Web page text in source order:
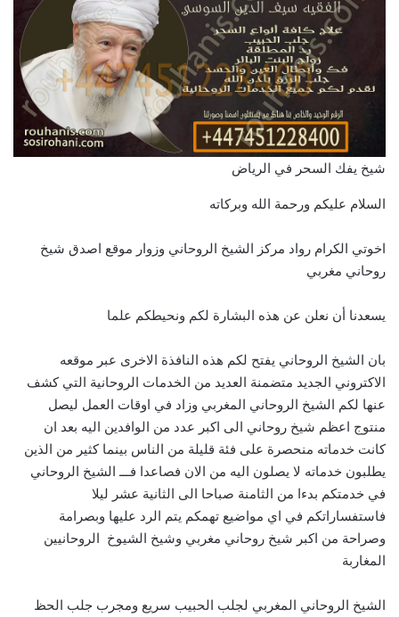
شيخ يفك السحر في الرياض
السلام عليكم ورحمة الله وبركاته
اخوتي الكرام رواد مركز الشيخ الروحاني وزوار موقع اصدق شيخ
روحاني مغربي
يسعدنا أن نعلن عن هذه البشارة لكم ونحيطكم علما
بان الشيخ الروحاني يفتح لكم هذه النافذة الاخرى عبر موقعه
الاكتروني الجديد متضمنة العديد من الخدمات الروحانية التي كشف
عنها لكم الشيخ الروحاني المغربي وزاد في اوقات العمل ليصل
منتوج اعظم شيخ روحاني الى اكبر عدد من الوافدين اليه بعد ان
كانت خدماته منحصرة على فئة قليلة من الناس بينما كثير من الذين
يطلبون خدماته لا يصلون اليه من الان فصاعدا فـــ الشيخ الروحاني
في خدمتكم بدءا من الثامنة صباحا الى الثانية عشر ليلا
فاستفساراتكم في اي مواضيع تهمكم يتم الرد عليها وبصرامة
وصراحة من اكبر شيخ روحاني مغربي وشيخ الشيوخ الروحانيين
المغاربة
الشيخ الروحاني المغربي لجلب الحبيب سريع ومجرب جلب الحظ